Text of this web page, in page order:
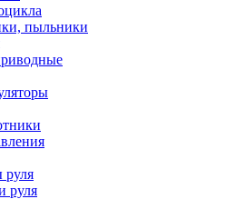
пыльники
руля
руля